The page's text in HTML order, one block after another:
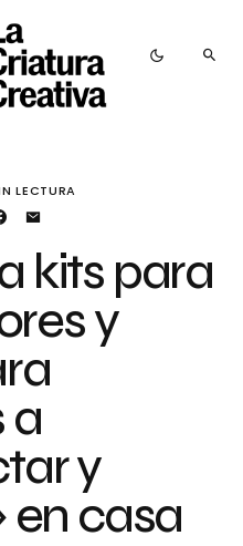
LECTURA
kits para
y
a
y
en casa